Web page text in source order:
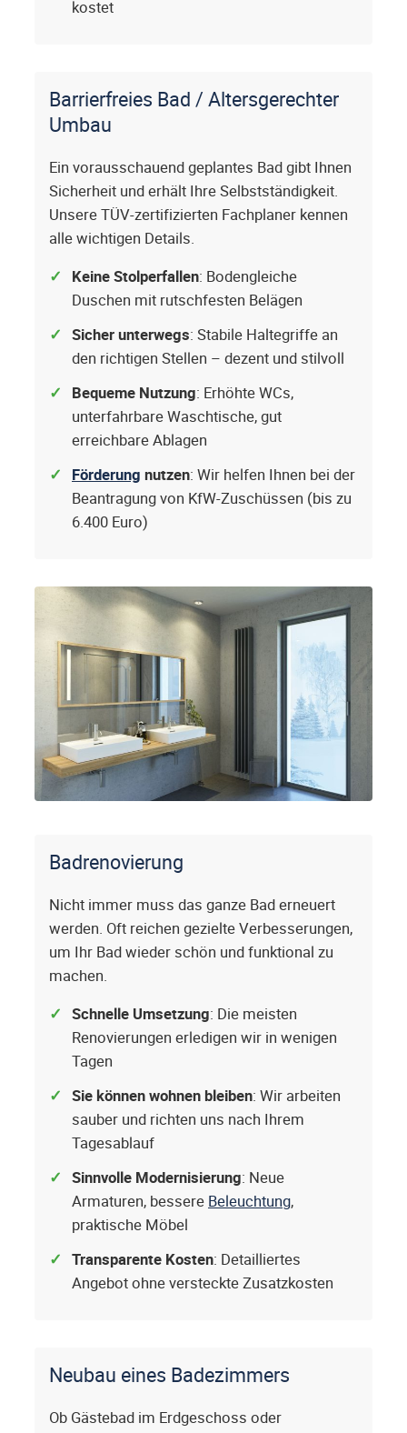
kostet
Barrierfreies Bad / Altersgerechter
Umbau
Ein vorausschauend geplantes Bad gibt Ihnen
Sicherheit und erhält Ihre Selbstständigkeit.
Unsere TÜV-zertifizierten Fachplaner kennen
alle wichtigen Details.
Keine Stolperfallen: Bodengleiche
Duschen mit rutschfesten Belägen
Sicher unterwegs: Stabile Haltegriffe an
den richtigen Stellen – dezent und stilvoll
Bequeme Nutzung: Erhöhte WCs,
unterfahrbare Waschtische, gut
erreichbare Ablagen
Förderung nutzen: Wir helfen Ihnen bei der
Beantragung von KfW-Zuschüssen (bis zu
6.400 Euro)
Badrenovierung
Nicht immer muss das ganze Bad erneuert
werden. Oft reichen gezielte Verbesserungen,
um Ihr Bad wieder schön und funktional zu
machen.
Schnelle Umsetzung: Die meisten
Renovierungen erledigen wir in wenigen
Tagen
Sie können wohnen bleiben: Wir arbeiten
sauber und richten uns nach Ihrem
Tagesablauf
Sinnvolle Modernisierung: Neue
Armaturen, bessere Beleuchtung,
praktische Möbel
Transparente Kosten: Detailliertes
Angebot ohne versteckte Zusatzkosten
Neubau eines Badezimmers
Ob Gästebad im Erdgeschoss oder